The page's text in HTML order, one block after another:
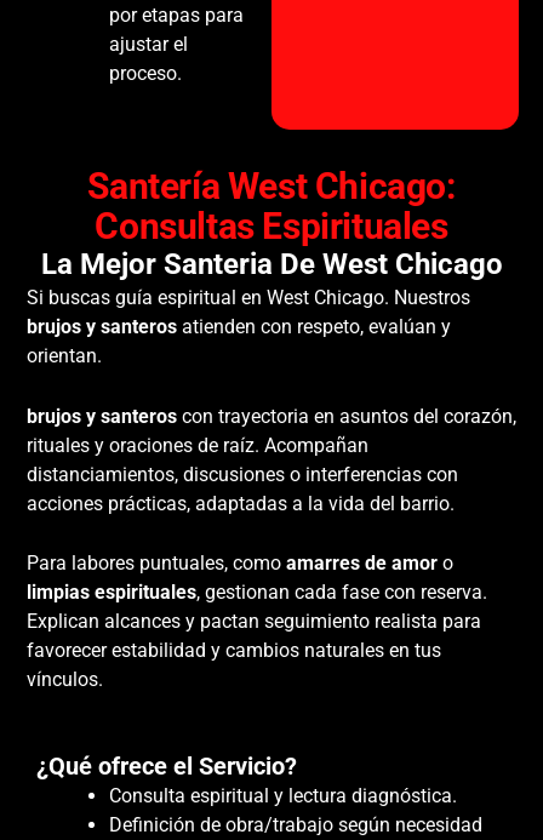
por etapas para
ajustar el
proceso.
Santería West Chicago:
Consultas Espirituales
La Mejor Santeria De West Chicago
Si buscas guía espiritual en West Chicago. Nuestros
brujos y santeros atienden con respeto, evalúan y
orientan.
brujos y santeros con trayectoria en asuntos del corazón,
rituales y oraciones de raíz. Acompañan
distanciamientos, discusiones o interferencias con
acciones prácticas, adaptadas a la vida del barrio.
Para labores puntuales, como amarres de amor o
limpias espirituales, gestionan cada fase con reserva.
Explican alcances y pactan seguimiento realista para
favorecer estabilidad y cambios naturales en tus
vínculos.
¿Qué ofrece el Servicio?
Consulta espiritual y lectura diagnóstica.
Definición de obra/trabajo según necesidad